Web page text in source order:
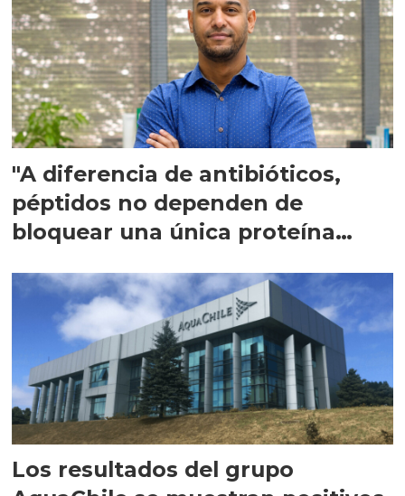
"A diferencia de antibióticos,
péptidos no dependen de
bloquear una única proteína
Los resultados del grupo